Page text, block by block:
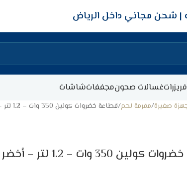
شحن مجاني داخل الرياض
فريزراتغسالات صحونمجففاتشاشات
صغيرة مفرمة لحم قطاعة خضروات كولين 350 وات – 1.2 لتر – أخضر
350 وات – 1.2 لتر – أخضر